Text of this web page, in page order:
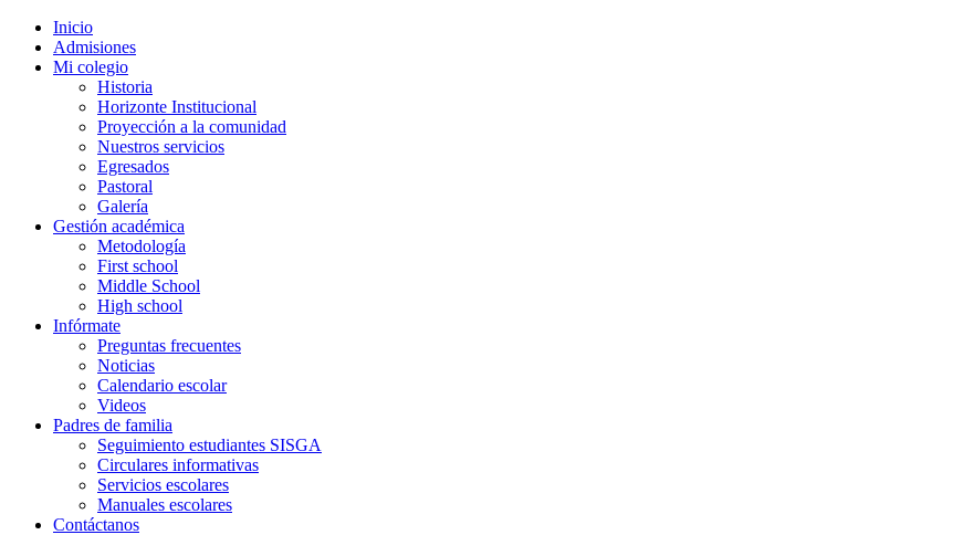
Inicio
Admisiones
Mi colegio
Historia
Horizonte Institucional
Proyección a la comunidad
Nuestros servicios
Egresados
Pastoral
Galería
Gestión académica
Metodología
First school
Middle School
High school
Infórmate
Preguntas frecuentes
Noticias
Calendario escolar
Videos
Padres de familia
Seguimiento estudiantes SISGA
Circulares informativas
Servicios escolares
Manuales escolares
Contáctanos